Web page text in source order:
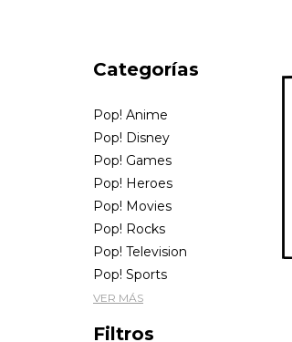
Categorías
Pop! Anime
Pop! Disney
Pop! Games
Pop! Heroes
Pop! Movies
Pop! Rocks
Pop! Television
Pop! Sports
VER MÁS
Filtros